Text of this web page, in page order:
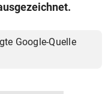
Google-Quelle